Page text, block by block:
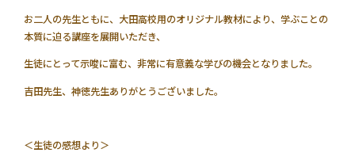
お二人の先生ともに、大田高校用のオリジナル教材により、学ぶことの
本質に迫る講座を展開いただき、
生徒にとって示唆に富む、非常に有意義な学びの機会となりました。
吉田先生、神徳先生ありがとうございました。
＜生徒の感想より＞